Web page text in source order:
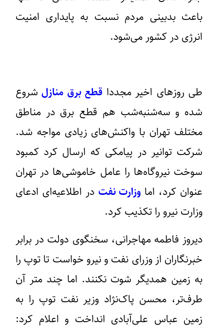
باعث بدبینی مردم نسبت به پایداری امنیت
انرژی در کشور می‌شود.
طی روزهای اخیر مجددا قطع برق منازل شروع
شده و سه‌شنبه‌شب هم قطع برق در مناطق
مختلف تهران با واکنش‌های زیادی مواجه شد.
شرکت توانیر در پیامکی که ارسال کرد کمبود
سوخت نیروگاه‌ها را عامل خاموشی‌ها در تهران
عنوان کرد، اما وزارت نفت در اطلاعیه‌ای ادعای
وزارت نیرو را تکذیب کرد.
دیروز فاطمه مهاجرانی، سخنگوی دولت در برابر
خبرنگاران از وزرای نفت و نیرو خواست تا توپ را
به زمین همدیگر شوت نکنند. اما چند متر آن
طرف‌تر، محسن پاک‌نژاد وزیر نفت توپ را به
زمین عباس علی‌آبادی انداخت و اعلام کرد: